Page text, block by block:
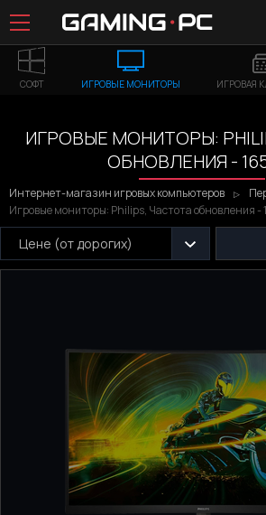
СОФТ ИГРОВЫЕ МОНИТОРЫ ИГРОВАЯ
ИГРОВЫЕ МОНИТОРЫ:
ОБНОВЛЕНИЯ -
Интернет-магазин игровых компьютеров
Игровые мониторы: Philips, Частота обновления -
Цене (от дорогих)